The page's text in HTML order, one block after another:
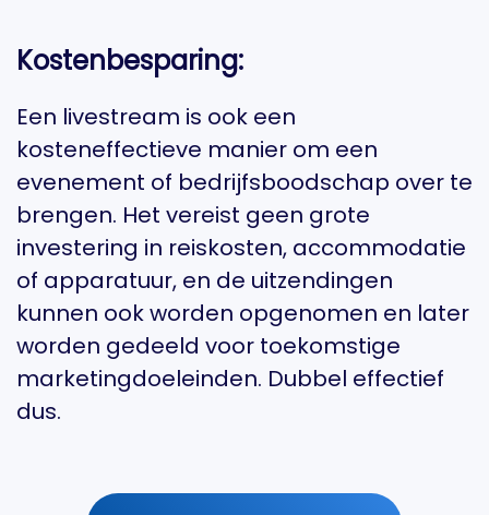
Kostenbesparing:
Een livestream is ook een
kosteneffectieve manier om een ​​
evenement of bedrijfsboodschap over te
brengen. Het vereist geen grote
investering in reiskosten, accommodatie
of apparatuur, en de uitzendingen
kunnen ook worden opgenomen en later
worden gedeeld voor toekomstige
marketingdoeleinden. Dubbel effectief
dus.